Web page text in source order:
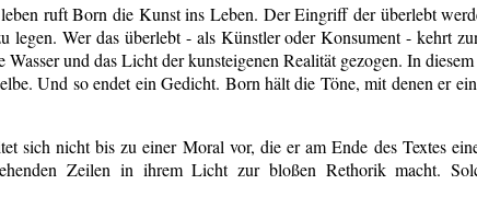
ruft Born die Kunst ins Leben. Der Eingriff der überlebt
legen. Wer das überlebt - als Künstler oder Konsument - kehrt
und das Licht der kunsteigenen Realität gezogen. In diesem
Und so endet ein Gedicht. Born hält die Töne, mit denen er
sich nicht bis zu einer Moral vor, die er am Ende des Textes
Zeilen in ihrem Licht zur bloßen Rethorik macht.